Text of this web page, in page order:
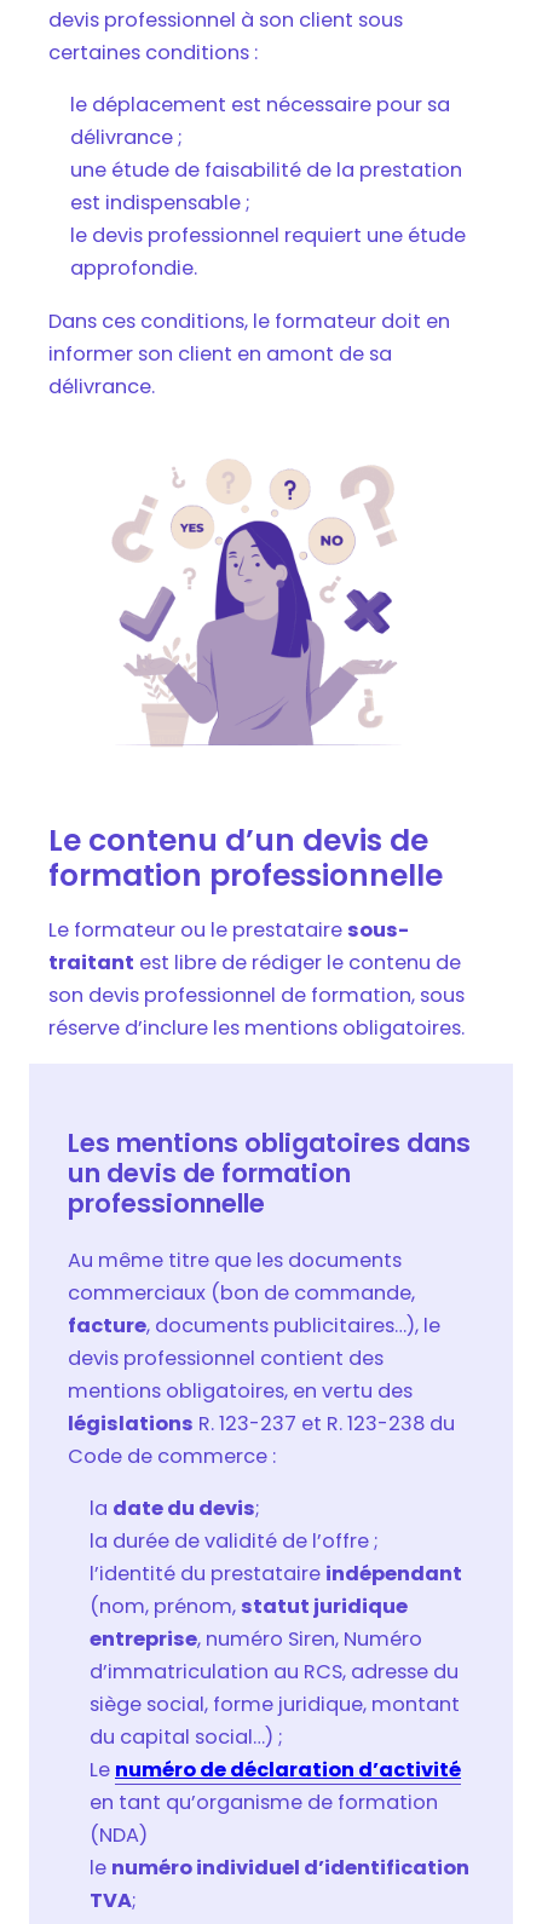
devis professionnel à son client sous
certaines conditions :
le déplacement est nécessaire pour sa
délivrance ;
une étude de faisabilité de la prestation
est indispensable ;
le devis professionnel requiert une étude
approfondie.
Dans ces conditions, le formateur doit en
informer son client en amont de sa
délivrance.
Le contenu d’un devis de
formation professionnelle
Le formateur ou le prestatairesous-
traitant est libre de rédiger le contenu de
son devis professionnel de formation, sous
réserve d’inclure les mentions obligatoires.
Les mentions obligatoires dans
un devis de formation
professionnelle
Au même titre que les documents
commerciaux (bon de commande,
facture, documents publicitaires…), le
devis professionnel contient des
mentions obligatoires, en vertu des
législations R. 123-237 et R. 123-238 du
Code de commerce :
la date du devis;
la durée de validité de l’offre ;
l’identité du prestataire indépendant
(nom, prénom, statut juridique
entreprise, numéro Siren, Numéro
d’immatriculation au RCS, adresse du
siège social, forme juridique, montant
du capital social…) ;
Le numéro de déclaration d’activité
en tant qu’organisme de formation
(NDA)
le numéro individuel d’identification
TVA;